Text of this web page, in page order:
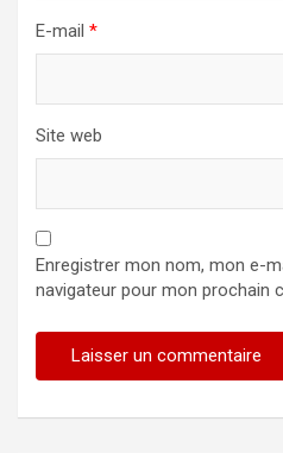
E-mail *
Site web
Enregistrer mon nom, mon e-
navigateur pour mon prochain